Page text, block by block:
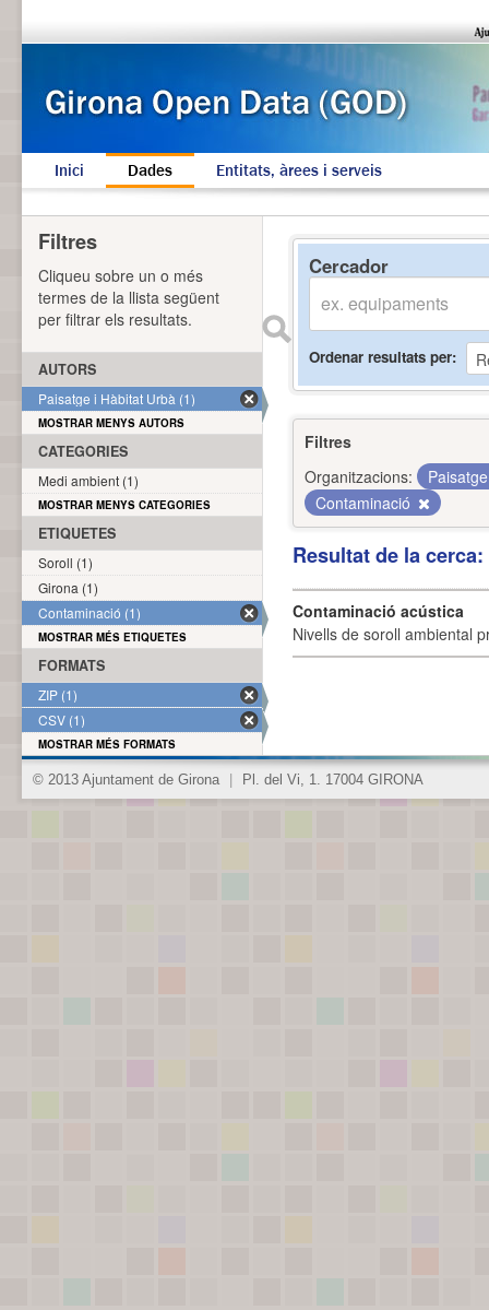
Inici Dades Entitats, àrees i serveis
Cercador
Ordenar resultats per
Filtres
Organitzacions:
Contaminació
Resultat de la
Contaminació acústica
Nivells de soroll ambiental
Filtres
Cliqueu sobre un o més
termes de la llista següent
per filtrar els resultats.
AUTORS
Paisatge i Hàbitat Urbà (1)
MOSTRAR MENYS AUTORS
CATEGORIES
Medi ambient (1)
MOSTRAR MENYS CATEGORIES
ETIQUETES
Soroll (1)
Girona (1)
Contaminació (1)
MOSTRAR MÉS ETIQUETES
FORMATS
ZIP (1)
CSV (1)
MOSTRAR MÉS FORMATS
© 2013 Ajuntament de Girona Pl. del Vi, 1. 17004 GIRONA